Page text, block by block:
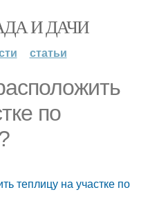
И ДАЧИ
статьи
по
теплицу на участке по